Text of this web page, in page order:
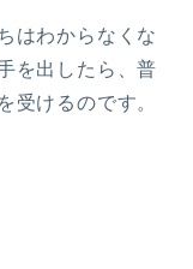
はわからなくな
を出したら、普
受けるのです。